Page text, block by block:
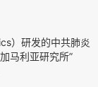
）研发的中共肺炎
马利亚研究所”